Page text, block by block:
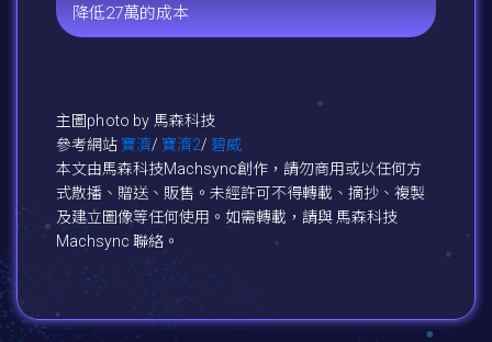
降低27萬的成本
主圖photo by 馬森科技
參考網站 寶濟/ 寶濟2/ 碧威
本文由馬森科技Machsync創作，請勿商用或以任何方
式散播、贈送、販售。未經許可不得轉載、摘抄、複製
及建立圖像等任何使用。如需轉載，請與 馬森科技
Machsync 聯絡。